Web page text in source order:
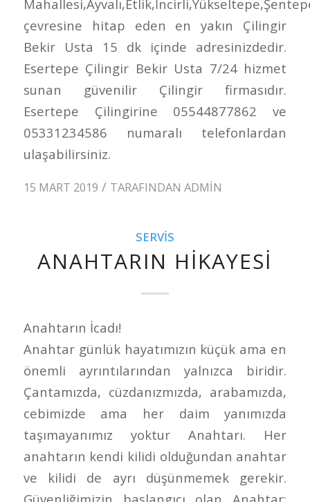
çevresine hitap eden en yakın Çilingir
Bekir Usta 15 dk içinde adresinizdedir.
Esertepe Çilingir Bekir Usta 7/24 hizmet
sunan güvenilir Çilingir firmasıdır.
Esertepe Çilingirine 05544877862 ve
05331234586 numaralı telefonlardan
ulaşabilirsiniz.
15 MART 2019 / TARAFINDAN ADMIN
SERVIS
ANAHTARIN HIKAYESI
Anahtarın İcadı!
Anahtar günlük hayatımızın küçük ama en
önemli ayrıntılarından yalnızca biridir.
Çantamızda, cüzdanızmızda, arabamızda,
cebimizde ama her daim yanımızda
taşımayanımız yoktur Anahtarı. Her
anahtarın kendi kilidi olduğundan anahtar
ve kilidi de ayrı düşünmemek gerekir.